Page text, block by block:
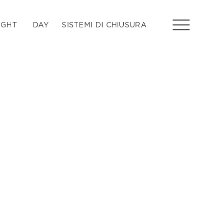
DAY SISTEMI DI CHIUSURA